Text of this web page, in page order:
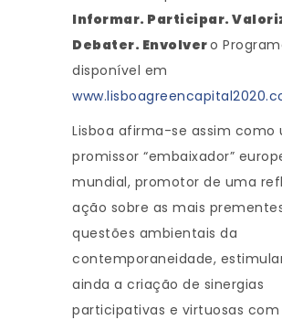
Informar. Participar.
Debater. Envolvero
disponível em
Lisboa afirma-se assim como
promissor “embaixador”
mundial, promotor de uma
ação sobre as mais
questões ambientais da
contemporaneidade,
ainda a criação de sinergias
participativas e virtuosas com